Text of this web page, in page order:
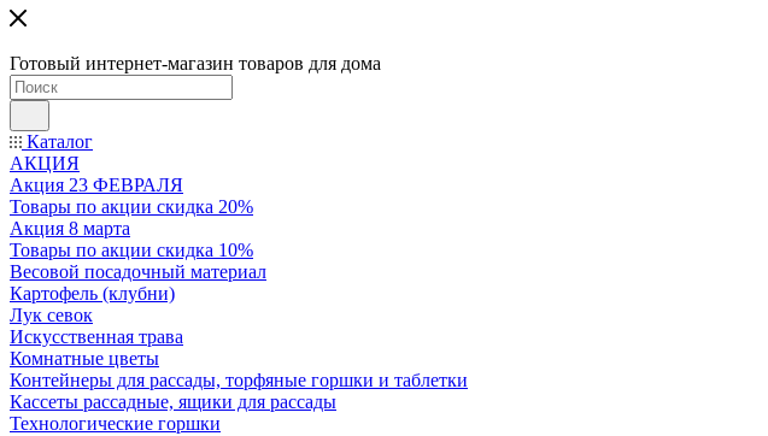
Готовый интернет-магазин товаров для дома
Каталог
АКЦИЯ
Акция 23 ФЕВРАЛЯ
Товары по акции скидка 20%
Акция 8 марта
Товары по акции скидка 10%
Весовой посадочный материал
Картофель (клубни)
Лук севок
Искусственная трава
Комнатные цветы
Контейнеры для рассады, торфяные горшки и таблетки
Кассеты рассадные, ящики для рассады
Технологические горшки